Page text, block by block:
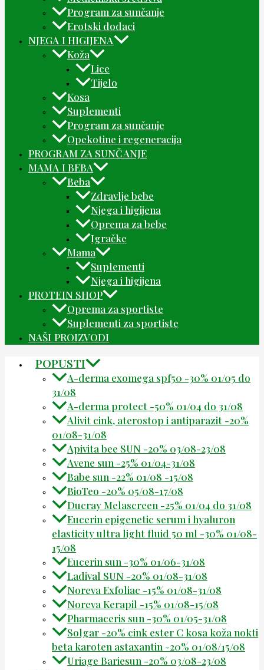
Program za sunčanje
Erotski dodaci
NJEGA I HIGIJENA
Koža
Lice
Tijelo
Kosa
Suplementi
Program za sunčanje
Opekotine i regeneracija
PROGRAM ZA SUNČANJE
MAMA I BEBA
Beba
Zdravlje bebe
Njega i higijena
Oprema za bebe
Igračke
Mama
Suplementi
Njega i higijena
PROTEIN SHOP
Oprema za sportiste
Suplementi za sportiste
NAŠI PROIZVODI
POPUSTI
A-derma exomega spf50 -30% 01/05 do
31/08
A-derma protect -50% 01/04 do 31/08
Alivit cink, aterostop i antiparazit -20%
01/08-31/08
Apivita bee SUN -20% 03/08-23/08
Avene sun -25% 01/04-31/08
Babe sun -22% 01/08 -15/08
BioTeo -20% 05/08-17/08
Ducray Melascreen -25% 01/04 do 31/08
Eucerin epigenetic serum i hyaluron
elasticity ultra light fluid 50 ml -30% 01/08-
15/08
Eucerin sun -30% 01/06-31/08
Ladival SUN -20% 01/08-31/08
Noreva Exfoliac -15% 01/08-31/08
Noreva Kerapil -15% 01/08-15/08
Pharmaceris sun -30% 01/05-31/08
Solgar -20% cink ester C kosa koža nokti
beta karoten astaxantin -20% 01/08/15/08
Uriage Bariesun -20% 03/08-23/08